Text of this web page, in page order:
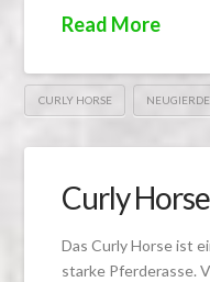
Read More
CURLY HORSE NEUGIERDE
Curly
Das Curly Horse ist
starke Pferderasse.